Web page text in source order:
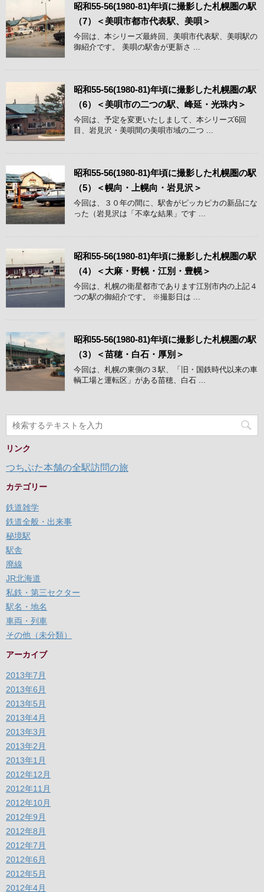
昭和55-56(1980-81)年頃に撮影した札幌圏の駅
（7）＜美唄市都市代表駅、美唄＞
今回は、本シリーズ最終回、美唄市代表駅、美唄駅の
御紹介です。 美唄の駅舎が更新さ ...
昭和55-56(1980-81)年頃に撮影した札幌圏の駅
（6）＜美唄市の二つの駅、峰延・光珠内＞
今回は、予定を変更いたしまして、本シリーズ6回
目、岩見沢・美唄間の美唄市域の二つ ...
昭和55-56(1980-81)年頃に撮影した札幌圏の駅
（5）＜幌向・上幌向・岩見沢＞
今回は、３０年の間に、駅舎がピッカピカの新品にな
った（岩見沢は「不幸な結果」です ...
昭和55-56(1980-81)年頃に撮影した札幌圏の駅
（4）＜大麻・野幌・江別・豊幌＞
今回は、札幌の衛星都市であります江別市内の上記４
つの駅の御紹介です。 ※撮影日は ...
昭和55-56(1980-81)年頃に撮影した札幌圏の駅
（3）＜苗穂・白石・厚別＞
今回は、札幌の東側の３駅、「旧・国鉄時代以来の車
輌工場と運転区」がある苗穂、白石 ...
リンク
つちぶた本舗の全駅訪問の旅
カテゴリー
鉄道雑学
鉄道全般・出来事
秘境駅
駅舎
廃線
JR北海道
私鉄・第三セクター
駅名・地名
車両・列車
その他（未分類）
アーカイブ
2013年7月
2013年6月
2013年5月
2013年4月
2013年3月
2013年2月
2013年1月
2012年12月
2012年11月
2012年10月
2012年9月
2012年8月
2012年7月
2012年6月
2012年5月
2012年4月